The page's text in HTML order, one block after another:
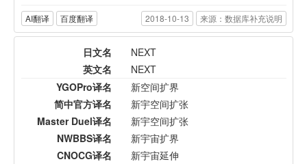
AI翻译 百度翻译 2018-10-13 来源：数据库补充说明
日文名
NEXT
英文名
NEXT
YGOPro译名
新空间扩界
简中官方译名
新宇空间扩张
Master Duel译名
新宇空间扩张
NWBBS译名
新宇宙扩界
CNOCG译名
新宇宙延伸